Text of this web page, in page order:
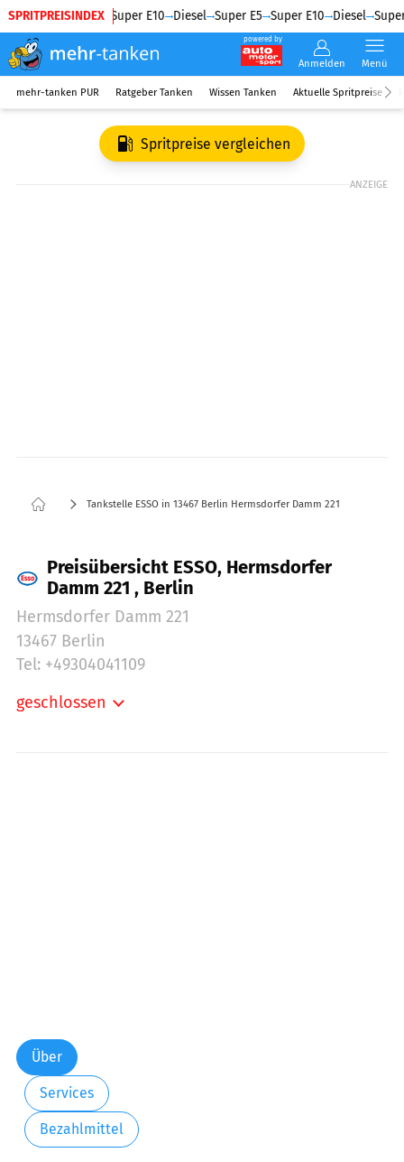
SPRITPREISINDEX
Diesel Super E5 Super E10 Diesel Super E5 Super E10 Diesel Super
powered by
Anmelden Menü
mehr-tanken PUR Ratgeber Tanken Wissen Tanken Aktuelle Spritpreise
Spritpreise vergleichen
ANZEIGE
Tankstelle ESSO in 13467 Berlin Hermsdorfer Damm 221
Preisübersicht ESSO, Hermsdorfer
Damm 221 , Berlin
Hermsdorfer Damm 221
13467 Berlin
Tel: +49304041109
geschlossen
Über
Services
Bezahlmittel